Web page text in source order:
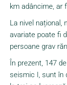
km adâncime, ar
La nivel național,
avariate poate fi
persoane grav
În prezent, 147
seismic I, sunt în